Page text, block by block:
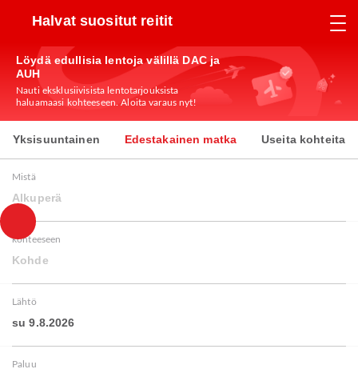
Halvat suositut reitit
Löydä edullisia lentoja välillä DAC ja
AUH
Nauti eksklusiivisista lentotarjouksista
haluamaasi kohteeseen. Aloita varaus nyt!
Yksisuuntainen Edestakainen matka Useita kohteita
Mistä
Alkuperä
kohteeseen
Kohde
Lähtö
su 9.8.2026
Paluu